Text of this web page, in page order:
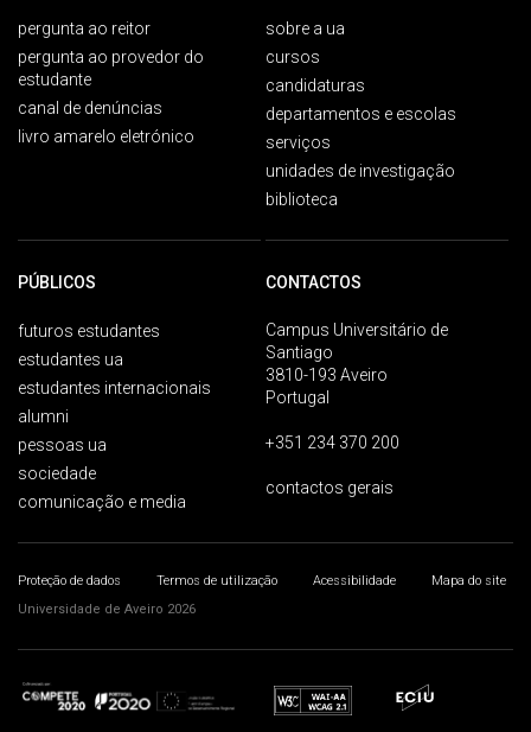
pergunta ao reitor
pergunta ao provedor do
estudante
canal de denúncias
livro amarelo eletrónico
sobre a ua
cursos
candidaturas
departamentos e escolas
serviços
unidades de investigação
biblioteca
PÚBLICOS
futuros estudantes
estudantes ua
estudantes internacionais
alumni
pessoas ua
sociedade
comunicação e media
CONTACTOS
Campus Universitário de
Santiago
3810-193 Aveiro
Portugal
+351 234 370 200
contactos gerais
Proteção de dados Termos de utilização Acessibilidade
Mapa do site
Universidade de Aveiro 2026